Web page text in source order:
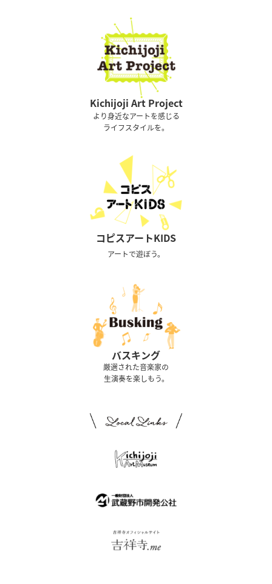
Kichijoji Art Project
より身近なアートを感じる
ライフスタイルを。
コピスアートKIDS
アートで遊ぼう。
バスキング
厳選された音楽家の
生演奏を楽しもう。